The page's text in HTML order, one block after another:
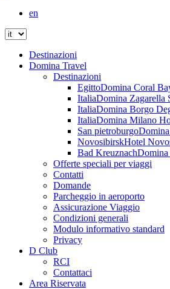
en
Destinazioni
Domina Travel
Destinazioni
EgittoDomina Coral
ItaliaDomina Zagarella
ItaliaDomina Borgo
ItaliaDomina Milano
San pietroburgo
NovosibirskHotel
Bad KreuznachDomina
Offerte speciali per viaggi
Contatti
Domande
Parcheggio in aeroporto
Assicurazione Viaggio
Condizioni generali
Modulo informativo standard
Privacy
D Club
RCI
Contattaci
Area Riservata